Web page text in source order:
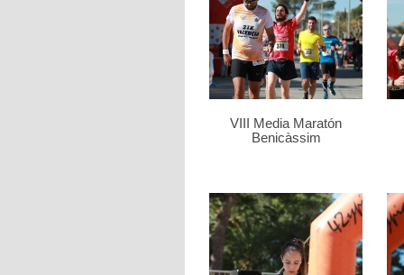
VIII Media Maratón
Benicàssim